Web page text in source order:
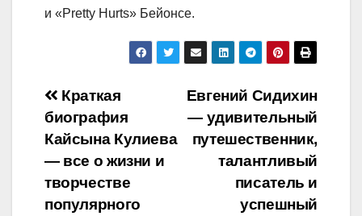
и «Pretty Hurts» Бейонсе.
Навигация
по
записям
Евгений Сидихин
— удивительный
путешественник,
талантливый
писатель и
успешный
Краткая
биография
Кайсына Кулиева
— все о жизни и
творчестве
популярного